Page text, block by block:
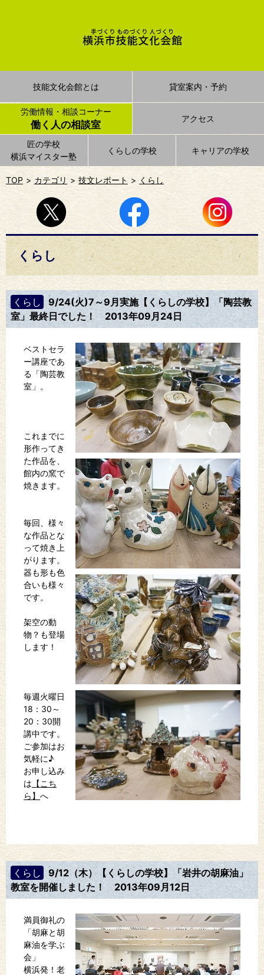
技能文化会館とは 貸室案内・予約
労働情報・相談コーナー
働く人の相談室
匠の学校
横浜マイスター塾
くらしの学校 キャリアの学校
アクセス
TOP カテゴリ 技文レポート くらし
くらし
くらし
9/24(火)7～9月実施【くらしの学校】「陶芸教
室」最終日でした！
2013年09月24日
ベストセラ
ー講座であ
る「陶芸教
室」。
これまでに
形作ってき
た作品を、
館内の窯で
焼きます。
毎回、様々
な作品とな
って焼き上
がります。
器も形も色
合いも様々
です。
架空の動
物？も登場
します！
毎週火曜日
18：30～
20：30開
講中です。
ご参加はお
気軽に♪
お申し込み
は 【こち
ら】 へ
くらし
9/12（木）【くらしの学校】「岩井の胡麻油」
教室を開催しました！
2013年09月12日
満員御礼の
「胡麻と胡
麻油を学ぶ
会」
横浜発！老